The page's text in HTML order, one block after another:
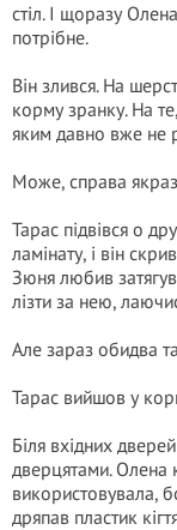
стіл. І щоразу
потрібне.
Він злився. На
корму зранку. На
яким давно вже не
Може, справа
Тарас підвівся о
ламінату, і він
Зюня любив
лізти за нею,
Але зараз обидва
Тарас вийшов у
Біля вхідних
дверцятами. Олена
використовувала,
дряпав пластик